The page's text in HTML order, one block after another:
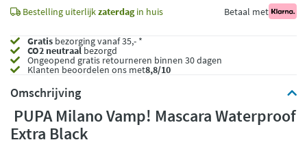
Bestelling uiterlijkzaterdagin huis Betaal met
Gratis bezorging vanaf 35,- *
CO2 neutraalbezorgd
Ongeopend gratis retourneren binnen 30 dagen
Klanten beoordelen ons met8,8/10
Omschrijving
PUPA Milano Vamp! Mascara Waterproof
Extra Black